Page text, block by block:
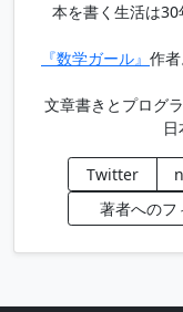
本を書く生活は
『数学ガール』 作者
文章書きとプログ
Twitter
著者への